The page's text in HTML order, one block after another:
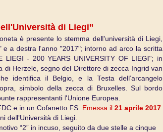
di Liegi”
è presente lo stemma dell'università di Liegi,
e a destra l'anno "2017"; intorno ad arco la scritta
LIEGI - 200 YEARS UNIVERSITY OF LIEGI"; in
di Herzele, segno del Direttore di zecca Ingrid van
identifica il Belgio, e la Testa dell’arcangelo
simbolo della zecca di Bruxelles. Sul bordo
rappresentanti l'Unione Europea.
e in un Cofanetto FS. Emessa il 21 aprile 2017
dell'Università di Liegi.
“2” in incuso, seguito da due stelle a cinque